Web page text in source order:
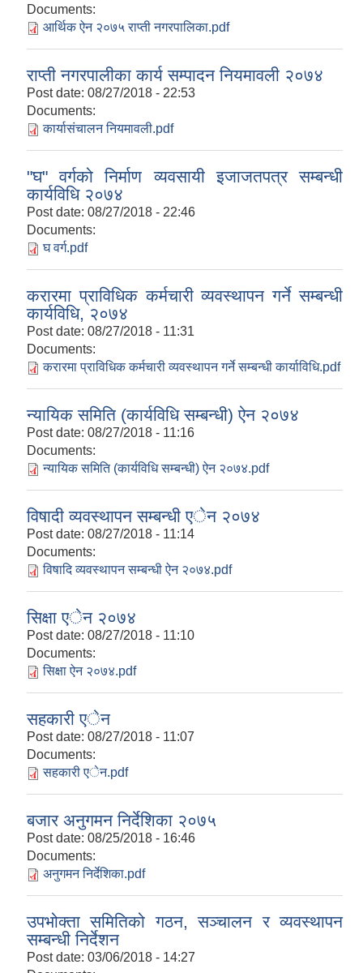
Documents:
आर्थिक ऐन २०७५ राप्ती नगरपालिका.pdf
राप्ती नगरपालीका कार्य सम्पादन नियमावली २०७४
Post date: 08/27/2018 - 22:53
Documents:
कार्यासंचालन नियमावली.pdf
"घ" वर्गको निर्माण व्यवसायी इजाजतपत्र सम्बन्धी
कार्यविधि २०७४
Post date: 08/27/2018 - 22:46
Documents:
घ वर्ग.pdf
करारमा प्राविधिक कर्मचारी व्यवस्थापन गर्ने सम्बन्धी
कार्यविधि, २०७४
Post date: 08/27/2018 - 11:31
Documents:
करारमा प्राविधिक कर्मचारी व्यवस्थापन गर्ने सम्बन्धी कार्याविधि.pdf
न्यायिक समिति (कार्यविधि सम्बन्धी) ऐन २०७४
Post date: 08/27/2018 - 11:16
Documents:
न्यायिक समिति (कार्यविधि सम्बन्धी) ऐन २०७४.pdf
विषादी व्यवस्थापन सम्बन्धी एेन २०७४
Post date: 08/27/2018 - 11:14
Documents:
विषादि व्यवस्थापन सम्बन्धी ऐन २०७४.pdf
सिक्षा एेन २०७४
Post date: 08/27/2018 - 11:10
Documents:
सिक्षा ऐन २०७४.pdf
सहकारी एेन
Post date: 08/27/2018 - 11:07
Documents:
सहकारी एेन.pdf
बजार अनुगमन निर्देशिका २०७५
Post date: 08/25/2018 - 16:46
Documents:
अनुगमन निर्देशिका.pdf
उपभोक्ता समितिको गठन, सञ्चालन र व्यवस्थापन
सम्बन्धी निर्देशन
Post date: 03/06/2018 - 14:27